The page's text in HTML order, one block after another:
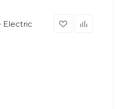
Electric